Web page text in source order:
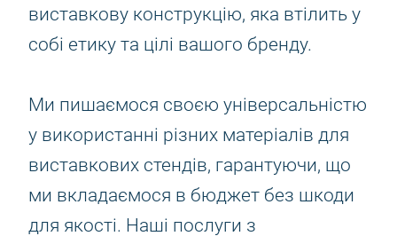
виставкову конструкцію, яка втілить у
собі етику та цілі вашого бренду.
Ми пишаємося своєю універсальністю
у використанні різних матеріалів для
виставкових стендів, гарантуючи, що
ми вкладаємося в бюджет без шкоди
для якості. Наші послуги з